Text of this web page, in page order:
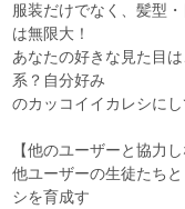
服装だけでなく、髪型
は無限大！
あなたの好きな見た目
系？自分好み
のカッコイイカレシにし
【他のユーザーと協力
他ユーザーの生徒たち
シを育成す